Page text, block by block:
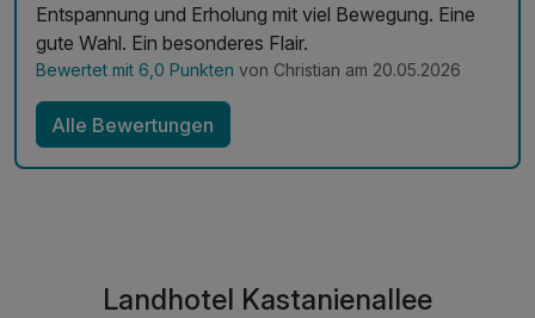
Entspannung und Erholung mit viel Bewegung. Eine
gute Wahl. Ein besonderes Flair.
Bewertet mit 6,0 Punkten von Christian am 20.05.2026
Alle Bewertungen
Landhotel Kastanienallee